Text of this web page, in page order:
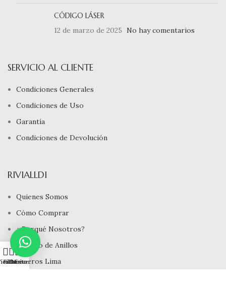
CÓDIGO LÁSER
12 de marzo de 2025
No hay comentarios
SERVICIO AL CLIENTE
Condiciones Generales
Condiciones de Uso
Garantía
Condiciones de Devolución
RIVIALLDI
Quienes Somos
Cómo Comprar
¿ Porqué Nosotros?
Tamaño de Anillos
Joyeros Lima
Filtros
Carrito
Mi cuenta